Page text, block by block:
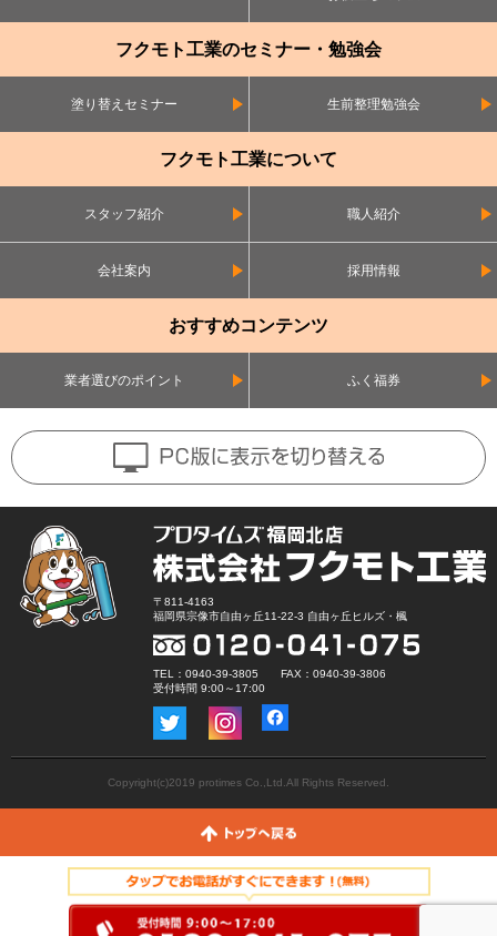
フクモト工業のセミナー・勉強会
塗り替えセミナー 生前整理勉強会
フクモト工業について
スタッフ紹介 職人紹介
会社案内 採用情報
おすすめコンテンツ
業者選びのポイント ふく福券
〒811-4163
福岡県宗像市自由ヶ丘11-22-3 自由ヶ丘ヒルズ・楓
TEL：0940-39-3805 FAX：0940-39-3806
受付時間 9:00～17:00
Copyright(c)2019 protimes Co.,Ltd.All Rights Reserved.